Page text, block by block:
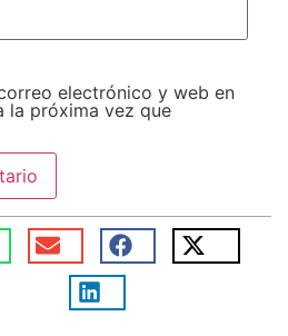
electrónico y web en
la próxima vez que